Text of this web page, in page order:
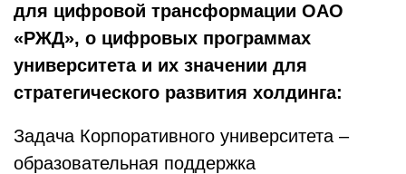
для цифровой трансформации ОАО
«РЖД», о цифровых программах
университета и их значении для
стратегического развития холдинга:
Задача Корпоративного университета –
образовательная поддержка